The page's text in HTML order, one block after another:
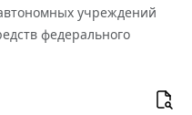
учреждений
федерального